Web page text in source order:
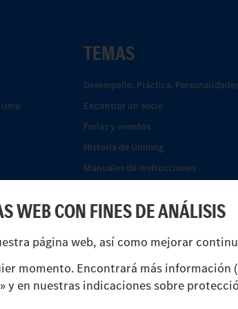
WEB CON FINES DE ANÁLISIS
página web, así como mejorar
momento. Encontrará más información
y en nuestras indicaciones sobre
TEMAS
Desempeño. Práctica.
Encontrar un socio
Ferias y eventos
Historia de Unimog
Manuales de instrucciones
Sistemas de asistencia de seguridad